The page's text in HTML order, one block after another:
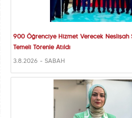
900 Öğrenciye Hizmet Verecek Neslişah
Temeli Törenle Atıldı
3.8.2026 - SABAH